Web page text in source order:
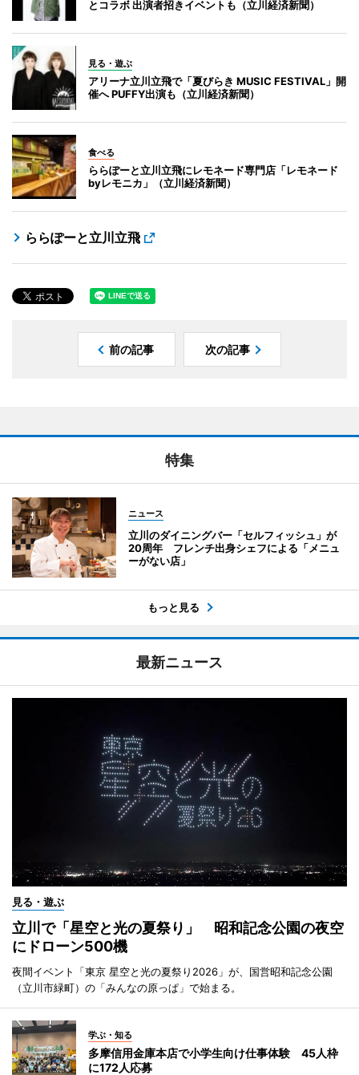
とコラボ 出演者招きイベントも（立川経済新聞）
見る・遊ぶ
アリーナ立川立飛で「夏びらき MUSIC FESTIVAL」開
催へ PUFFY出演も（立川経済新聞）
食べる
ららぽーと立川立飛にレモネード専門店「レモネード
byレモニカ」（立川経済新聞）
ららぽーと立川立飛
前の記事 次の記事
特集
ニュース
立川のダイニングバー「セルフィッシュ」が
20周年 フレンチ出身シェフによる「メニュ
ーがない店」
もっと見る
最新ニュース
見る・遊ぶ
立川で「星空と光の夏祭り」 昭和記念公園の夜空
にドローン500機
夜間イベント「東京 星空と光の夏祭り2026」が、国営昭和記念公園
（立川市緑町）の「みんなの原っぱ」で始まる。
学ぶ・知る
多摩信用金庫本店で小学生向け仕事体験 45人枠
に172人応募